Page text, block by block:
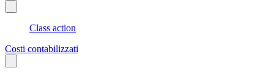
Class action
Costi contabilizzati